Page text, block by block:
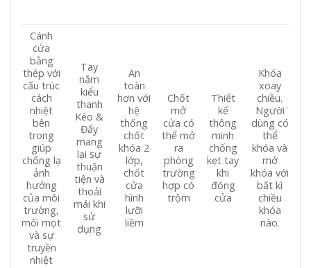
Cánh
cửa
bằng
thép với
cấu trúc
cách
nhiệt
bên
trong
giúp
chống lạ
ảnh
hưởng
của môi
trường,
mối mọt
và sự
truyền
nhiệt
Tay
nắm
kiểu
thanh
Kéo &
Đẩy
mang
lại sự
thuận
tiện và
thoải
mái khi
sử
dụng
An
toàn
hơn với
hệ
thống
chốt
khóa 2
lớp,
chốt
cửa
hình
lưỡi
liềm
Chốt
mở
cửa có
thể mở
ra
phòng
trường
hợp có
trộm
Thiết
kế
thông
minh
chống
kẹt tay
khi
đóng
cửa
Khóa
xoay
chiều.
Người
dùng có
thể
khóa và
mở
khóa với
bất kì
chiều
khóa
nào.